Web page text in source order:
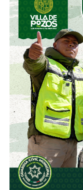
que acabó 2 por 2
icónico tanto de
segunda mitad
entonces joven
‘Cholo’ Simeone
villano nacional
se acabarían
El asunto menos se
Japón, el mismo
Argentina en la
se fueron a las
llegaron como
guerra, volvieron
semejantes